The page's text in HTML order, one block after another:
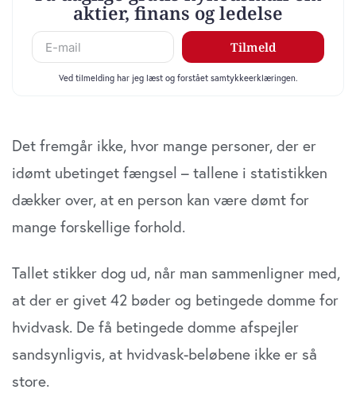
Det fremgår ikke, hvor mange personer, der er
idømt ubetinget fængsel – tallene i statistikken
dækker over, at en person kan være dømt for
mange forskellige forhold.
Tallet stikker dog ud, når man sammenligner med,
at der er givet 42 bøder og betingede domme for
hvidvask. De få betingede domme afspejler
sandsynligvis, at hvid­vask-beløbene ikke er så
store.